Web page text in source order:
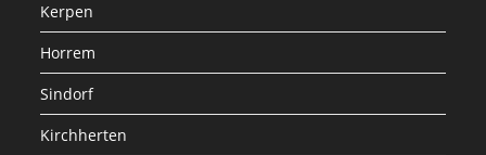
Kerpen
Horrem
Sindorf
Kirchherten